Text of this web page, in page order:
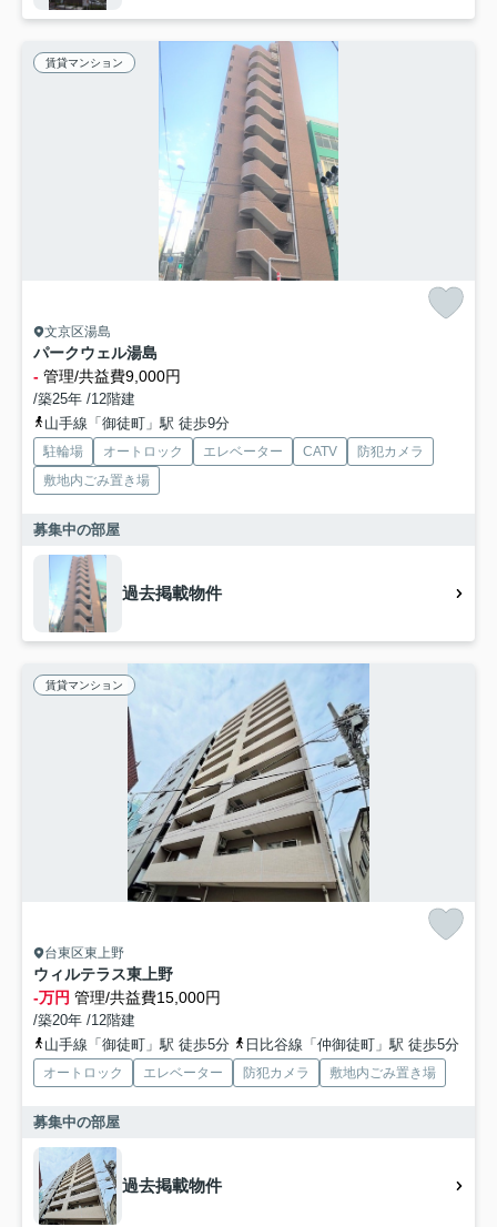
賃貸マンション
文京区湯島
パークウェル湯島
- 管理/共益費9,000円
/築25年 /12階建
山手線「御徒町」駅 徒歩9分
駐輪場 オートロック エレベーター CATV
防犯カメラ
敷地内ごみ置き場
募集中の部屋
過去掲載物件
賃貸マンション
台東区東上野
ウィルテラス東上野
-万円 管理/共益費15,000円
/築20年 /12階建
山手線「御徒町」駅 徒歩5分
日比谷線「仲御徒町」駅 徒歩5分
オートロック エレベーター 防犯カメラ 敷地内ごみ置き場
募集中の部屋
過去掲載物件